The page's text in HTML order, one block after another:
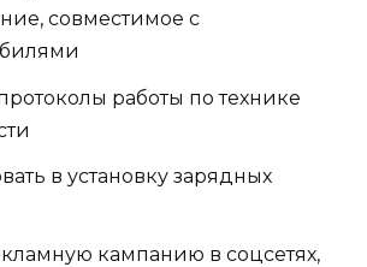
совместимое с
работы по технике
в установку зарядных
кампанию в соцсетях,